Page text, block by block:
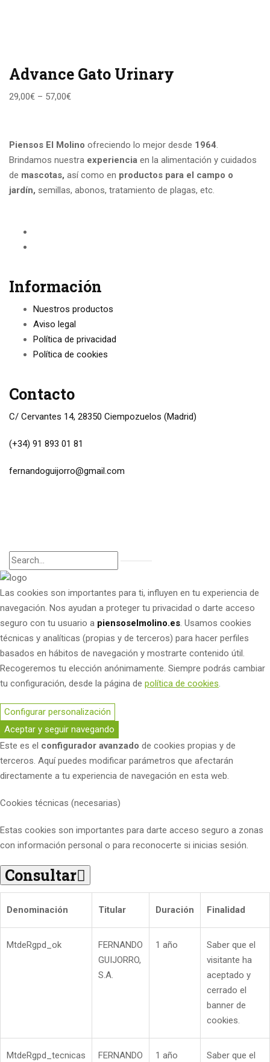
Advance Gato Urinary
29,00€ – 57,00€
Piensos El Molino ofreciendo lo mejor desde 1964.
Brindamos nuestra experiencia en la alimentación y cuidados
de mascotas, así como en productos para el campo o
jardín, semillas, abonos, tratamiento de plagas, etc.
Información
Nuestros productos
Aviso legal
Política de privacidad
Política de cookies
Contacto
C/ Cervantes 14, 28350 Ciempozuelos (Madrid)
(+34) 91 893 01 81
fernandoguijorro@gmail.com
Las cookies son importantes para ti, influyen en tu experiencia de
navegación. Nos ayudan a proteger tu privacidad o darte acceso
seguro con tu usuario a piensoselmolino.es. Usamos cookies
técnicas y analíticas (propias y de terceros) para hacer perfiles
basados en hábitos de navegación y mostrarte contenido útil.
Recogeremos tu elección anónimamente. Siempre podrás cambiar
tu configuración, desde la página de política de cookies.
Configurar personalización
Aceptar y seguir navegando
Este es el configurador avanzado de cookies propias y de
terceros. Aquí puedes modificar parámetros que afectarán
directamente a tu experiencia de navegación en esta web.
Cookies técnicas (necesarias)
Estas cookies son importantes para darte acceso seguro a zonas
con información personal o para reconocerte si inicias sesión.
Consultar
Denominación Titular Duración Finalidad
MtdeRgpd_ok
FERNANDO
GUIJORRO,
S.A.
1 año
Saber que el
visitante ha
aceptado y
cerrado el
banner de
cookies.
MtdeRgpd_tecnicas
FERNANDO
1 año
Saber que el